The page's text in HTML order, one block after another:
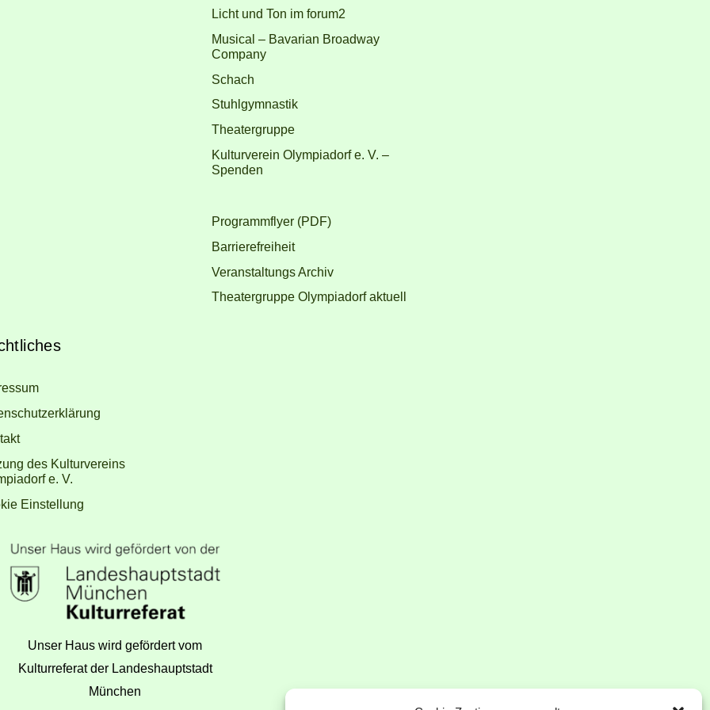
Licht und Ton im forum2
Musical – Bavarian Broadway
Company
Schach
Stuhlgymnastik
Theatergruppe
Kulturverein Olympiadorf e. V. –
Spenden
Programmflyer (PDF)
Barrierefreiheit
Veranstaltungs Archiv
Theatergruppe Olympiadorf aktuell
des Kulturvereins
e. V.
Einstellung
Unser Haus wird gefördert vom
Kulturreferat der Landeshauptstadt
München